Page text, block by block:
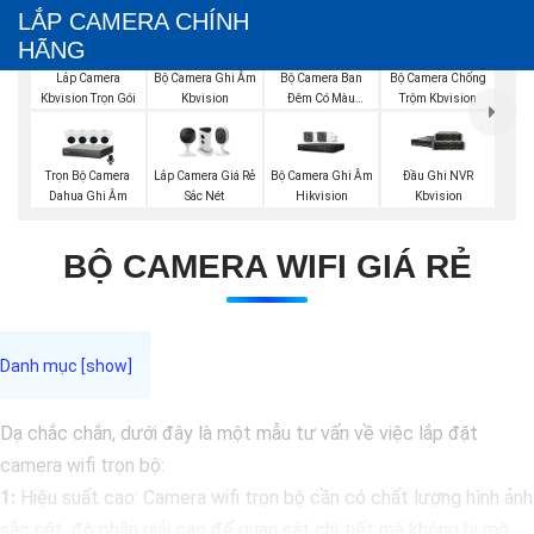
LẮP CAMERA CHÍNH
HÃNG
Lắp Camera
Kbvision Trọn Gói
Bộ Camera Ghi Âm
Kbvision
Bộ Camera Ban
Đêm Có Màu
Bộ Camera Chống
Trộm Kbvision
Trọn Bộ Camera
Dahua Ghi Âm
Lắp Camera Giá Rẻ
Sắc Nét
Bộ Camera Ghi Âm
Hikvision
Đầu Ghi NVR
Kbvision
BỘ CAMERA WIFI GIÁ RẺ
Dạ chắc chắn, dưới đây là một mẫu tư vấn về việc lắp đặt
camera wifi trọn bộ:
1: Hiệu suất cao: Camera wifi trọn bộ cần có chất lượng hình ảnh